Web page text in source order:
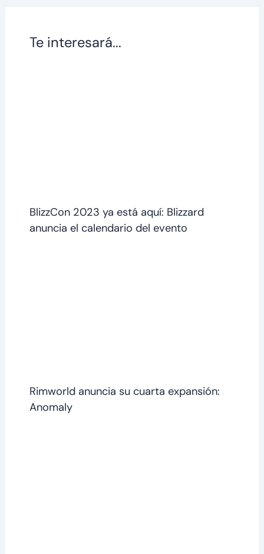
Te interesará...
BlizzCon 2023 ya está aquí: Blizzard
anuncia el calendario del evento
Rimworld anuncia su cuarta expansión:
Anomaly